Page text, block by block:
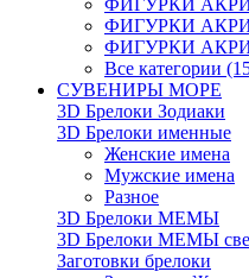
ФИГУРКИ
ФИГУРКИ
ФИГУРКИ
Все категории
СУВЕНИРЫ МОРЕ
3D Брелоки Зодиаки
3D Брелоки именные
Женские имена
Мужские имена
Разное
3D Брелоки МЕМЫ
3D Брелоки МЕМЫ
Заготовки брелоки